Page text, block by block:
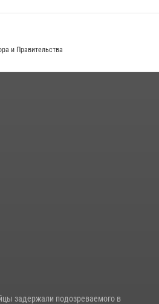
с годовщиной образования
приняли участие в ярмарке
и Правительства
задержали подозреваемого в